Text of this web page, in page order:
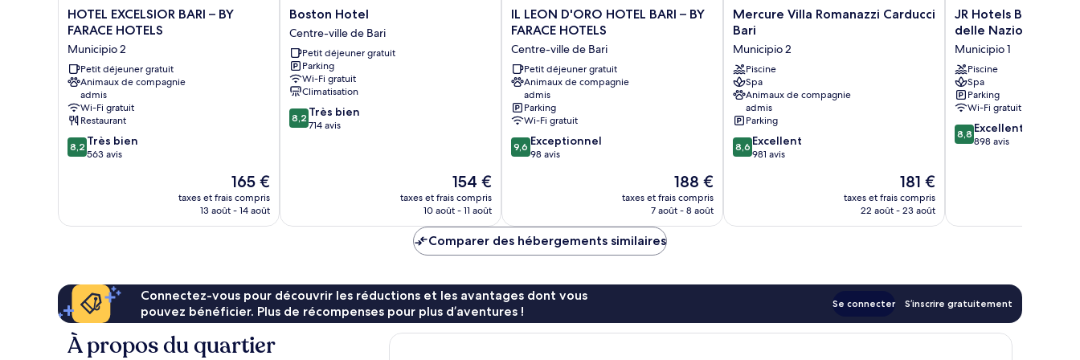
HOTEL
EXCELSIOR
–
BY
FARACE
HOTELS
Municipio
2
HOTEL EXCELSIOR BARI – BY
FARACE HOTELS
Municipio 2
Petit déjeuner gratuit
Animaux de compagnie
admis
Wi-Fi gratuit
Restaurant
8.2
sur
8,2 Très bien
563 avis
Le
nouveau
prix
165 €
taxes et frais compris
13 août - 14 août
Boston
Hotel
Centre-
ville
de
Bari
Boston Hotel
Centre-ville de Bari
Petit déjeuner gratuit
Parking
Wi-Fi gratuit
Climatisation
8.2
sur
8,2 Très bien
714 avis
Le
nouveau
prix
de
154 €
154 €
taxes et frais compris
10 août - 11 août
IL
LEON
HOTEL
BARI
–
BY
FARACE
HOTELS
Centre-
ville
IL LEON D'ORO HOTEL BARI – BY
FARACE HOTELS
Centre-ville de Bari
Petit déjeuner gratuit
Animaux de compagnie
admis
Parking
Wi-Fi gratuit
9.6
sur
9,6 Exceptionnel
98 avis
Le
nouveau
prix
188 €
taxes et frais compris
7 août - 8 août
Mercure
Villa
Carducci
Bari
Municipio
2
Mercure Villa Romanazzi Carducci
Bari
Municipio 2
Piscine
Spa
Animaux de compagnie
admis
Parking
8.6
sur
8,6 Excellent
981 avis
Le
nouveau
prix
181 €
taxes et frais compris
22 août - 23 août
JR
Hotels
Grande
Albergo
delle
Nazioni
Municipio
1
JR Hotels Bari
delle Nazioni
Municipio 1
Piscine
Spa
Parking
Wi-Fi gratuit
8.8
sur
8,8 Excellent
898 avis
Comparer des hébergements similaires
Connectez-vous pour découvrir les réductions et les avantages dont vous
pouvez bénéficier. Plus de récompenses pour plus d’aventures !
Se connecter S’inscrire gratuitement
À propos du quartier